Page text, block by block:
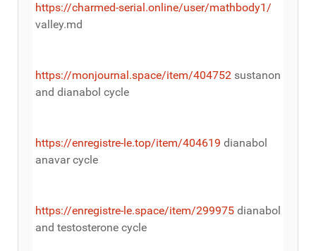
https://charmed-serial.online/user/mathbody1/
valley.md
https://monjournal.space/item/404752 sustanon
and dianabol cycle
https://enregistre-le.top/item/404619 dianabol
anavar cycle
https://enregistre-le.space/item/299975 dianabol
and testosterone cycle